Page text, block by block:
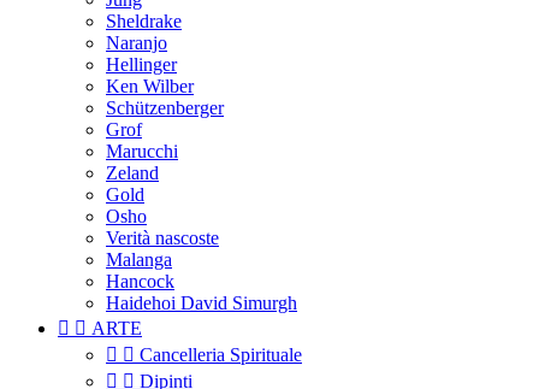
Sheldrake
Naranjo
Hellinger
Ken Wilber
Schützenberger
Grof
Marucchi
Zeland
Gold
Osho
Verità nascoste
Malanga
Hancock
Haidehoi David Simurgh
  ARTE
  Cancelleria Spirituale
  Dipinti